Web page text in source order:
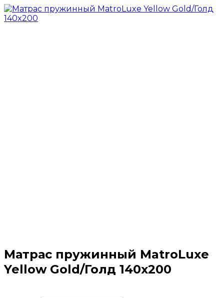
Матрас пружинный MatroLuxe
Yellow Gold/Голд 140x200